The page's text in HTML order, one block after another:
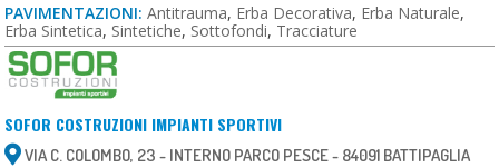
PAVIMENTAZIONI: Antitrauma, Erba Decorativa, Erba Naturale,
Erba Sintetica, Sintetiche, Sottofondi, Tracciature
SOFOR COSTRUZIONI IMPIANTI SPORTIVI
VIA C. COLOMBO, 23 - INTERNO PARCO PESCE - 84091 BATTIPAGLIA